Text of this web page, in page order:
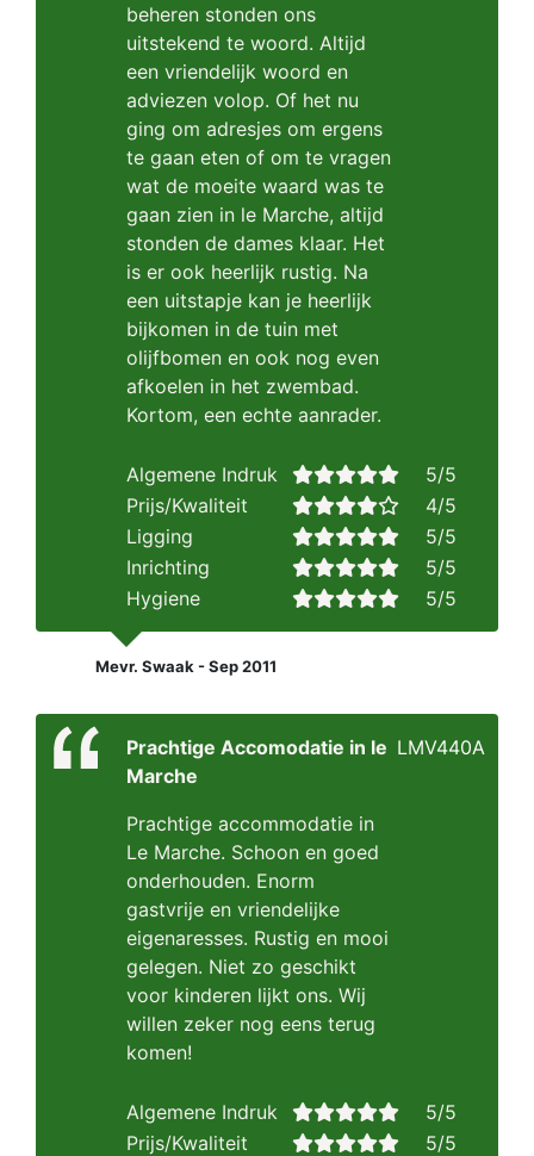
beheren stonden ons
uitstekend te woord. Altijd
een vriendelijk woord en
adviezen volop. Of het nu
ging om adresjes om ergens
te gaan eten of om te vragen
wat de moeite waard was te
gaan zien in le Marche, altijd
stonden de dames klaar. Het
is er ook heerlijk rustig. Na
een uitstapje kan je heerlijk
bijkomen in de tuin met
olijfbomen en ook nog even
afkoelen in het zwembad.
Kortom, een echte aanrader.
Algemene Indruk
5/5
Prijs/Kwaliteit
4/5
Ligging
5/5
Inrichting
5/5
Hygiene
5/5
Mevr. Swaak - Sep 2011
Prachtige Accomodatie in le
Marche
Prachtige accommodatie in
Le Marche. Schoon en goed
onderhouden. Enorm
gastvrije en vriendelijke
eigenaresses. Rustig en mooi
gelegen. Niet zo geschikt
voor kinderen lijkt ons. Wij
willen zeker nog eens terug
komen!
LMV440A
Algemene Indruk
5/5
Prijs/Kwaliteit
5/5